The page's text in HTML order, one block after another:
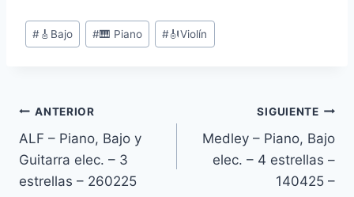
Etiquetas
de
#🎸Bajo #🎹 Piano #🎻Violín
Navegación
de
entradas
ANTERIOR
ALF – Piano, Bajo y
Guitarra elec. – 3
estrellas – 260225
SIGUIENTE
Medley – Piano, Bajo
elec. – 4 estrellas –
140425 –